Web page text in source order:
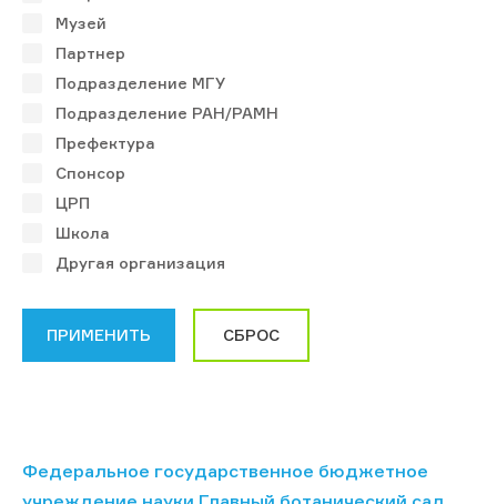
Музей
Партнер
Подразделение МГУ
Подразделение РАН/РАМН
Префектура
Спонсор
ЦРП
Школа
Другая организация
Федеральное государственное бюджетное